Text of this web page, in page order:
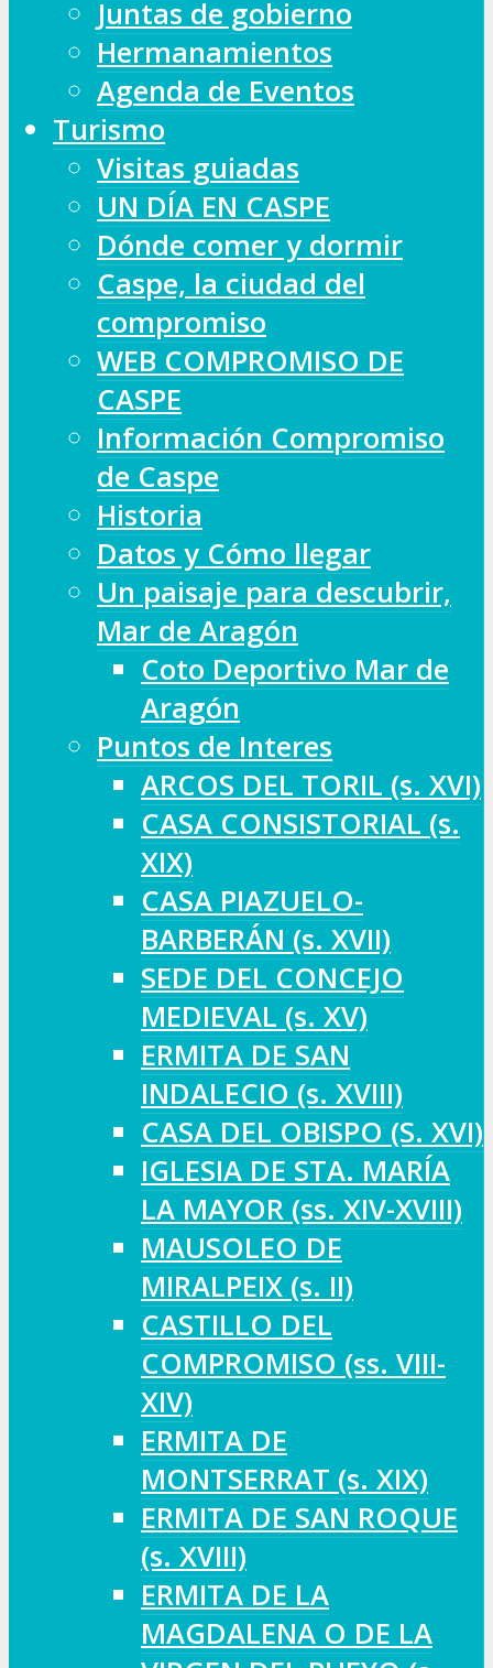
Juntas de gobierno
Hermanamientos
Agenda de Eventos
Turismo
Visitas guiadas
UN DÍA EN CASPE
Dónde comer y dormir
Caspe, la ciudad del
compromiso
WEB COMPROMISO DE
CASPE
Información Compromiso
de Caspe
Historia
Datos y Cómo llegar
Un paisaje para descubrir,
Mar de Aragón
Coto Deportivo Mar de
Aragón
Puntos de Interes
ARCOS DEL TORIL (s. XVI)
CASA CONSISTORIAL (s.
XIX)
CASA PIAZUELO-
BARBERÁN (s. XVII)
SEDE DEL CONCEJO
MEDIEVAL (s. XV)
ERMITA DE SAN
INDALECIO (s. XVIII)
CASA DEL OBISPO (S. XVI)
IGLESIA DE STA. MARÍA
LA MAYOR (ss. XIV-XVIII)
MAUSOLEO DE
MIRALPEIX (s. II)
CASTILLO DEL
COMPROMISO (ss. VIII-
XIV)
ERMITA DE
MONTSERRAT (s. XIX)
ERMITA DE SAN ROQUE
(s. XVIII)
ERMITA DE LA
MAGDALENA O DE LA